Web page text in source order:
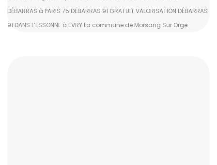
DÉBARRAS à PARIS 75 DÉBARRAS 91 GRATUIT VALORISATION DÉBARRAS
91 DANS L’ESSONNE à EVRY La commune de Morsang Sur Orge